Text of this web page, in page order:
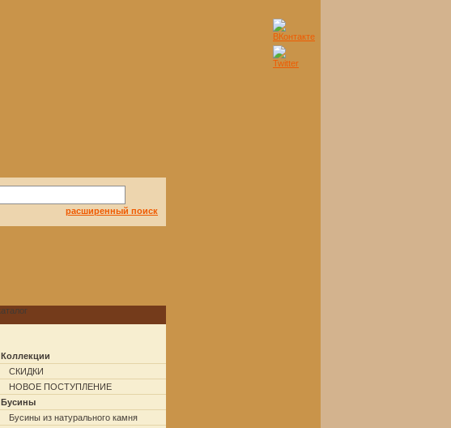
расширенный поиск
Коллекции
СКИДКИ
НОВОЕ ПОСТУПЛЕНИЕ
Бусины
Бусины из натурального камня